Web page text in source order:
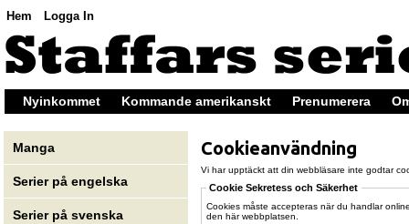
Hem Logga In
Nyinkommet Kommande amerikanskt Prenumerera
Manga
Serier på engelska
Serier på svenska
Cookieanvändning
Vi har upptäckt att din webbläsare inte godtar
Cookie Sekretess och Säkerhet
Cookies måste accepteras när du handlar
den här webbplatsen.